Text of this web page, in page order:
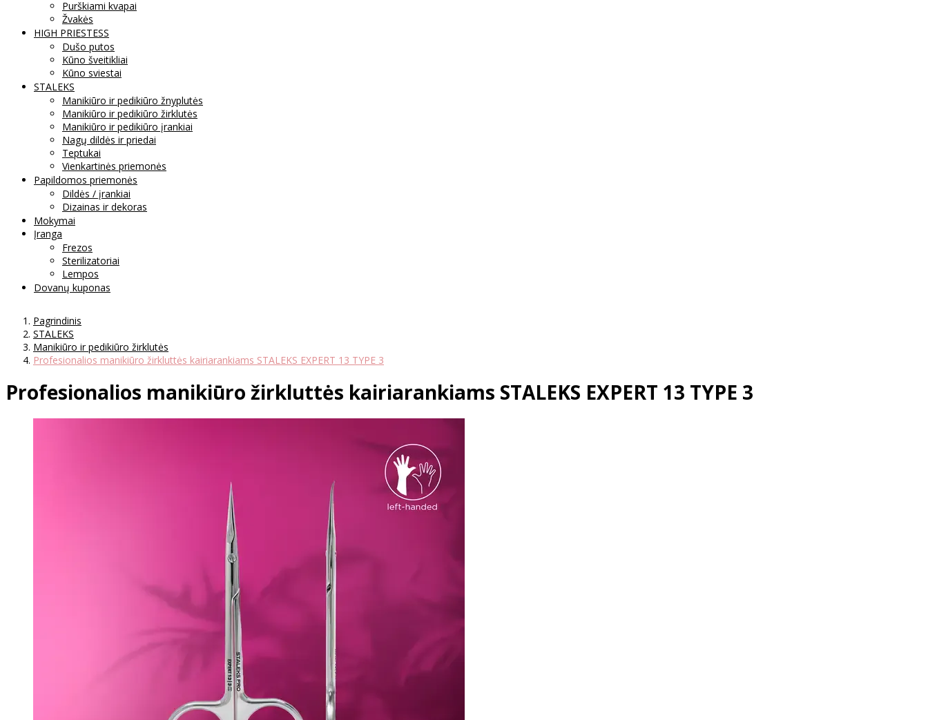
Purškiami kvapai
Žvakės
HIGH PRIESTESS
Dušo putos
Kūno šveitikliai
Kūno sviestai
STALEKS
Manikiūro ir pedikiūro žnyplutės
Manikiūro ir pedikiūro žirklutės
Manikiūro ir pedikiūro įrankiai
Nagų dildės ir priedai
Teptukai
Vienkartinės priemonės
Papildomos priemonės
Dildės / įrankiai
Dizainas ir dekoras
Mokymai
Įranga
Frezos
Sterilizatoriai
Lempos
Dovanų kuponas
Pagrindinis
STALEKS
Manikiūro ir pedikiūro žirklutės
Profesionalios manikiūro žirkluttės kairiarankiams STALEKS EXPERT 13 TYPE 3
Profesionalios manikiūro žirkluttės kairiarankiams STALEKS EXPERT 13 TYPE 3